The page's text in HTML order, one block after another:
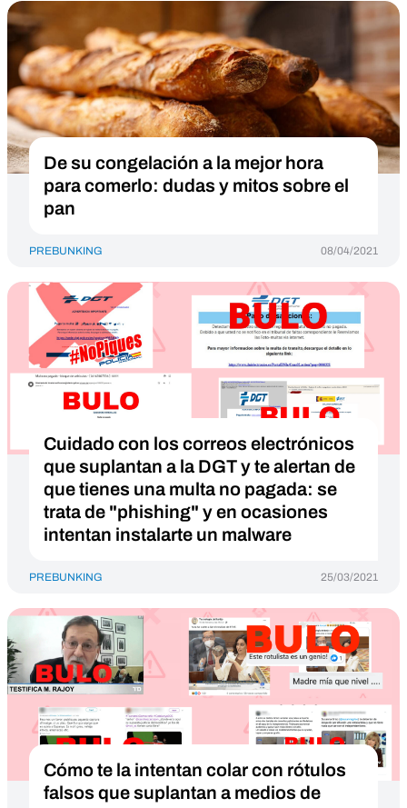
De su congelación a la mejor hora
para comerlo: dudas y mitos sobre el
pan
PREBUNKING 08/04/2021
Cuidado con los correos electrónicos
que suplantan a la DGT y te alertan de
que tienes una multa no pagada: se
trata de "phishing" y en ocasiones
intentan instalarte un malware
PREBUNKING 25/03/2021
Cómo te la intentan colar con rótulos
falsos que suplantan a medios de